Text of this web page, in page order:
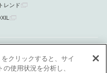
レンド
クリックすると、サイ
使用状況を分析し、